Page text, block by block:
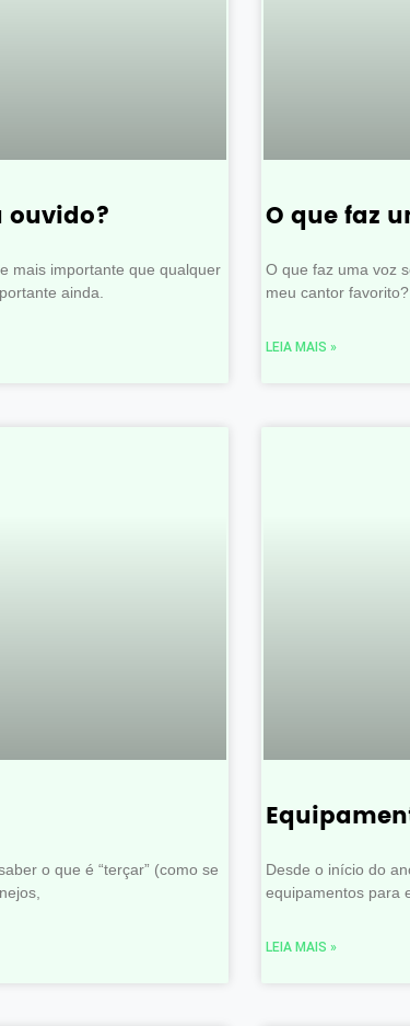
ouvido?
mais importante que qualquer
ainda.
O que faz
O que faz uma voz
meu cantor
LEIA MAIS »
o que é “terçar” (como se
Desde o início do
equipamentos para
LEIA MAIS »